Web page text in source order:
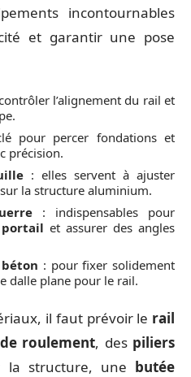
incontournables
et garantir une pose
l’alignement du rail et
pour percer fondations et
précision.
: elles servent à ajuster
la structure aluminium.
: indispensables pour
et assurer des angles
: pour fixer solidement
dalle plane pour le rail.
il faut prévoir le rail
roulement, des piliers
la structure, une butée